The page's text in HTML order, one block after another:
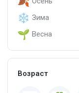
Зима
Весна
Возраст